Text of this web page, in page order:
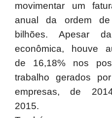
movimentar um
anual da ordem
bilhões. Apesar
econômica, houve
de 16,18% nos
trabalho gerados
empresas, de
2015.